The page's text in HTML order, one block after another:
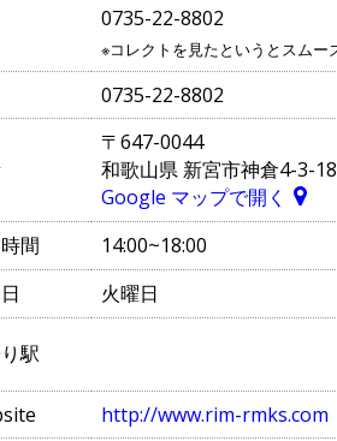
0735-22-8802
※コレクトを見たというとスムー
0735-22-8802
〒647-0044
和歌山県 新宮市神倉4-3-18
Google マップで開く
間
14:00~18:00
火曜日
駅
http://www.rim-rmks.com